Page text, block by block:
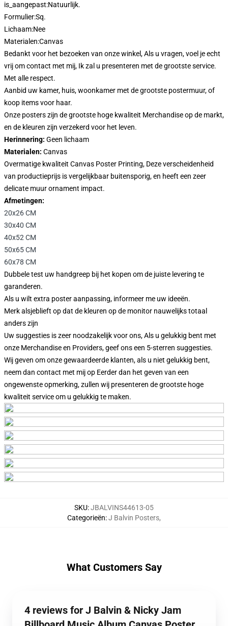
is_aangepast:Natuurlijk.
Formulier:Sq.
Lichaam:Nee
Materialen:Canvas
Bedankt voor het bezoeken van onze winkel, Als u vragen, voel je echt
vrij om contact met mij, Ik zal u presenteren met de grootste service.
Met alle respect.
Aanbid uw kamer, huis, woonkamer met de grootste postermuur, of
koop items voor haar.
Onze posters zijn de grootste hoge kwaliteit Merchandise op de markt,
en de kleuren zijn verzekerd voor het leven.
Herinnering: Geen lichaam
Materialen: Canvas
Overmatige kwaliteit Canvas Poster Printing, Deze verscheidenheid
van productieprijs is vergelijkbaar buitensporig, en heeft een zeer
delicate muur ornament impact.
Afmetingen:
20x26 CM
30x40 CM
40x52 CM
50x65 CM
60x78 CM
Dubbele test uw handgreep bij het kopen om de juiste levering te
garanderen.
Als u wilt extra poster aanpassing, informeer me uw ideeën.
Merk alsjeblieft op dat de kleuren op de monitor nauwelijks totaal
anders zijn
Uw suggesties is zeer noodzakelijk voor ons, Als u gelukkig bent met
onze Merchandise en Providers, geef ons een 5-sterren suggesties.
Wij geven om onze gewaardeerde klanten, als u niet gelukkig bent,
neem dan contact met mij op Eerder dan het geven van een
ongewenste opmerking, zullen wij presenteren de grootste hoge
kwaliteit service om u gelukkig te maken.
SKU:JBALVINS44613-05
Categorieën:J Balvin Posters,
What Customers Say
4 reviews for J Balvin & Nicky Jam